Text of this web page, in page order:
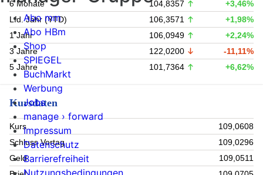
6 Monate
104,8357
+3,46%
Lfd. Jahr (YTD)
106,3571
+1,98%
1 Jahr
106,0949
+2,24%
3 Jahre
122,0200
-11,11%
5 Jahre
101,7364 +6,62%
Kursdaten
Kurs
109,0608
Schluss Vortag
109,0296
Geld
109,0511
Abo mm
Abo HBm
Shop
SPIEGEL
BuchMarkt
Werbung
Jobs
manage › forward
Impressum
Datenschutz
Barrierefreiheit
Nutzungsbedingungen